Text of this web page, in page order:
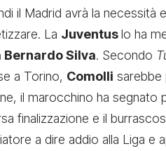
il Madrid avrà la necessità
La Juventuslo ha
Silva. Secondo
a Torino, Comolli sarebbe
il marocchino ha segnato
finalizzazione e il
a dire addio alla Liga e